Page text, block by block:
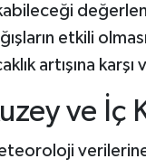
etkili
artışına
ve İç